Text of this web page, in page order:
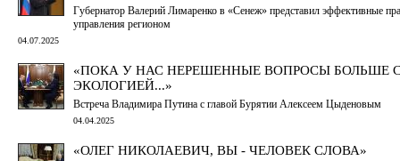
Губернатор Валерий Лимаренко в «Сенеж» представил эффективные
управления регионом
04.07.2025
«ПОКА У НАС НЕРЕШЕННЫЕ ВОПРОСЫ БОЛЬШЕ
ЭКОЛОГИЕЙ...»
Встреча Владимира Путина с главой Бурятии Алексеем Цыденовым
04.04.2025
«ОЛЕГ НИКОЛАЕВИЧ, ВЫ - ЧЕЛОВЕК СЛОВА»